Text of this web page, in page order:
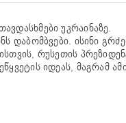
უკრაინაზე.
დაბომბვები. ისინი
რუსეთის
იდეას, მაგრამ